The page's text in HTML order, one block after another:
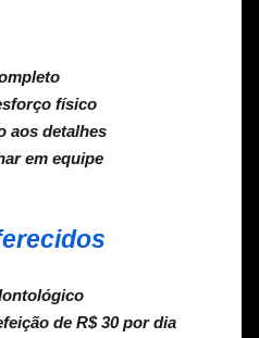
físico
aos detalhes
em equipe
de R$ 30 por dia